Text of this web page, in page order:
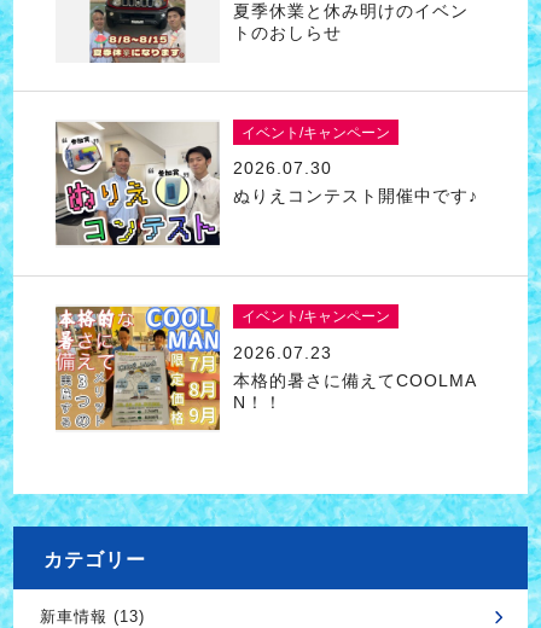
夏季休業と休み明けのイベン
トのおしらせ
イベント/キャンペーン
2026.07.30
ぬりえコンテスト開催中です♪
イベント/キャンペーン
2026.07.23
本格的暑さに備えてCOOLMA
N！！
カテゴリー
新車情報 (13)